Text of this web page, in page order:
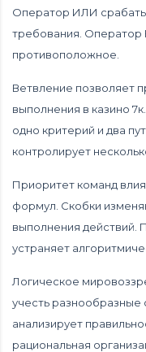
Оператор ИЛИ
требования. Оператор
противоположное.
Ветвление позволяет
выполнения в казино
одно критерий и два
контролирует
Приоритет команд
формул. Скобки
выполнения действий.
устраняет
Логическое
учесть разнообразные
анализирует
рациональная